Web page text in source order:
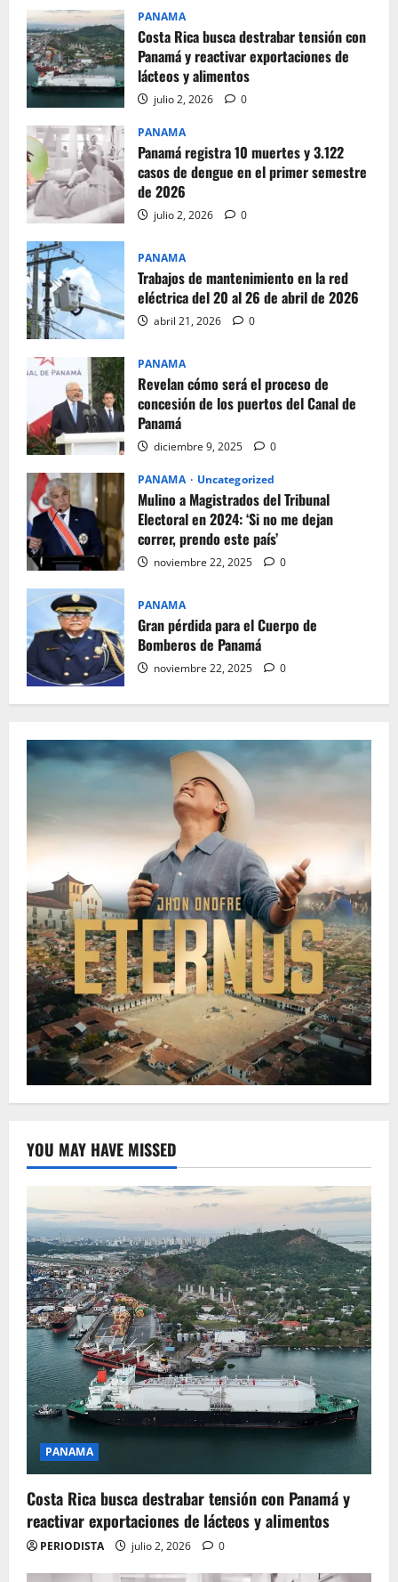
PANAMA
Costa Rica busca destrabar tensión con
Panamá y reactivar exportaciones de
lácteos y alimentos
julio 2, 2026 0
PANAMA
Panamá registra 10 muertes y 3.122
casos de dengue en el primer semestre
de 2026
julio 2, 2026 0
PANAMA
Trabajos de mantenimiento en la red
eléctrica del 20 al 26 de abril de 2026
abril 21, 2026 0
PANAMA
Revelan cómo será el proceso de
concesión de los puertos del Canal de
Panamá
diciembre 9, 2025 0
PANAMA Uncategorized
Mulino a Magistrados del Tribunal
Electoral en 2024: ‘Si no me dejan
correr, prendo este país’
noviembre 22, 2025 0
PANAMA
Gran pérdida para el Cuerpo de
Bomberos de Panamá
noviembre 22, 2025 0
YOU MAY HAVE MISSED
PANAMA
Costa Rica busca destrabar tensión con Panamá y
reactivar exportaciones de lácteos y alimentos
PERIODISTA julio 2, 2026 0